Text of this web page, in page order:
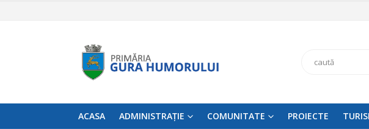
Search
ACASA ADMINISTRAȚIE COMUNITATE PROIECTE